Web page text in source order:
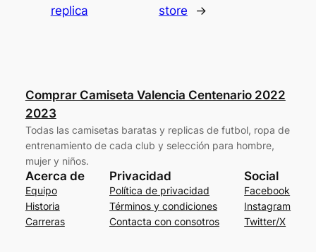
replica
store
→
Comprar Camiseta Valencia Centenario 2022
2023
Todas las camisetas baratas y replicas de futbol, ropa de
entrenamiento de cada club y selección para hombre,
mujer y niños.
Acerca de
Equipo
Historia
Carreras
Privacidad
Política de privacidad
Términos y condiciones
Contacta con consotros
Social
Facebook
Instagram
Twitter/X